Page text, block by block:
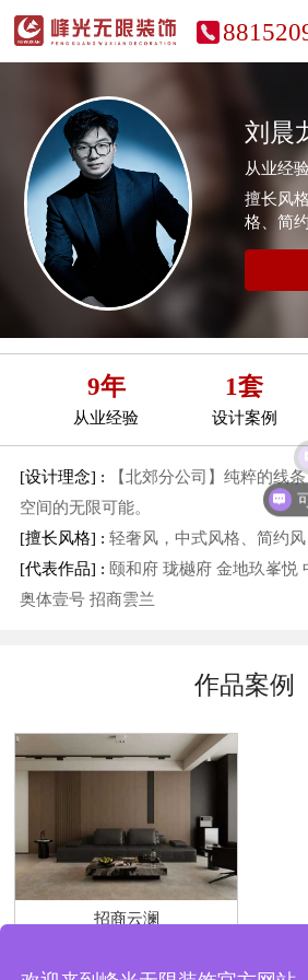
刘晨
从业经
擅长风
格、简
9年
从业经验
1套
设计案例
[设计理念] : 【北郊分公司】纯粹的线
空间的无限可能。
[擅长风格] : 轻奢风，中式风格、简约风
[代表作品] : 颐和府 珑樾府 金地玖峯悦
奥体壹号 招商雲兰
作品案例
招商云澜